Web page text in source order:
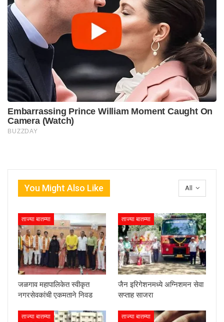
All
You Might Also Like
ताज्या बातम्या
जळगाव महापालिकेत स्वीकृत
नगरसेवकांची एकमताने निवड
ताज्या बातम्या
जैन इरिगेशनमध्ये अग्निशमन सेवा
सप्ताह साजरा
ताज्या बातम्या ताज्या बातम्या